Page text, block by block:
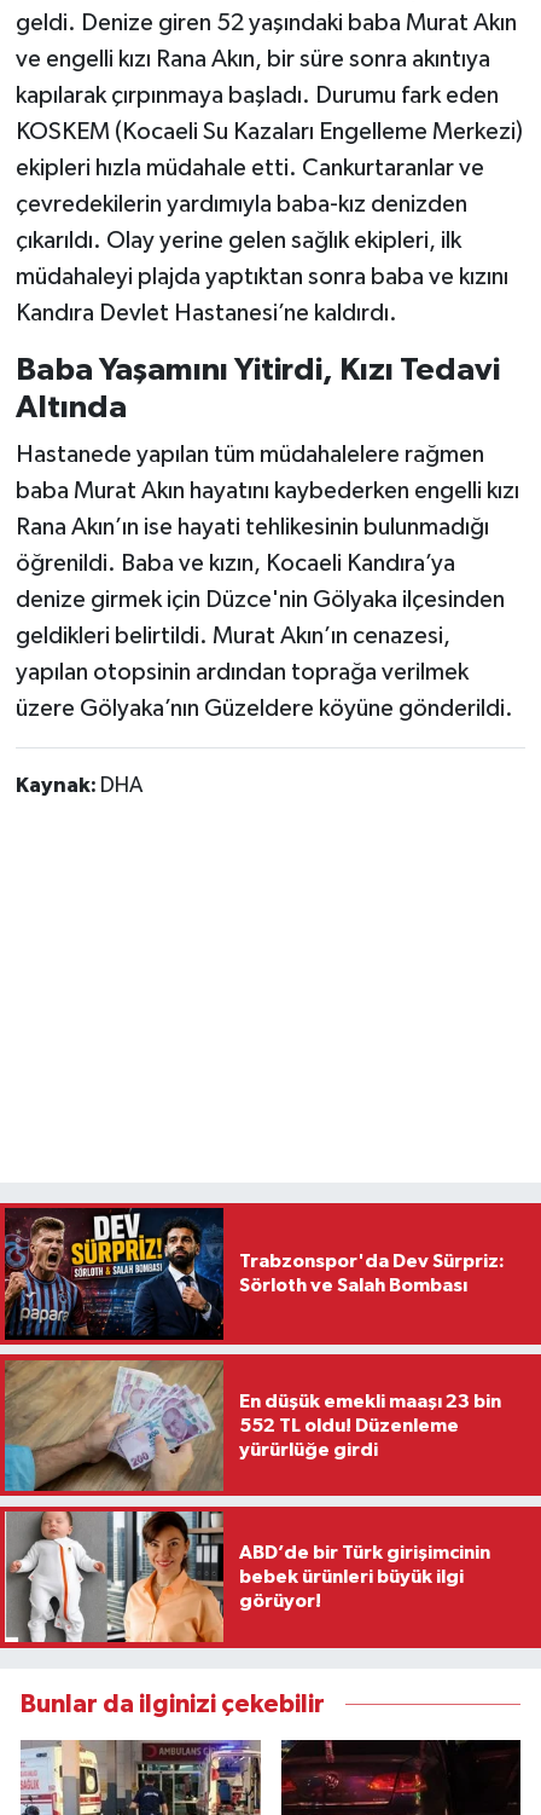
geldi. Denize giren 52 yaşındaki baba Murat Akın
ve engelli kızı Rana Akın, bir süre sonra akıntıya
kapılarak çırpınmaya başladı. Durumu fark eden
KOSKEM (Kocaeli Su Kazaları Engelleme Merkezi)
ekipleri hızla müdahale etti. Cankurtaranlar ve
çevredekilerin yardımıyla baba-kız denizden
çıkarıldı. Olay yerine gelen sağlık ekipleri, ilk
müdahaleyi plajda yaptıktan sonra baba ve kızını
Kandıra Devlet Hastanesi’ne kaldırdı.
Baba Yaşamını Yitirdi, Kızı Tedavi
Altında
Hastanede yapılan tüm müdahalelere rağmen
baba Murat Akın hayatını kaybederken engelli kızı
Rana Akın’ın ise hayati tehlikesinin bulunmadığı
öğrenildi. Baba ve kızın, Kocaeli Kandıra’ya
denize girmek için Düzce'nin Gölyaka ilçesinden
geldikleri belirtildi. Murat Akın’ın cenazesi,
yapılan otopsinin ardından toprağa verilmek
üzere Gölyaka’nın Güzeldere köyüne gönderildi.
Kaynak: DHA
Trabzonspor'da Dev Sürpriz:
Sörloth ve Salah Bombası
En düşük emekli maaşı 23 bin
552 TL oldu! Düzenleme
yürürlüğe girdi
ABD’de bir Türk girişimcinin
bebek ürünleri büyük ilgi
görüyor!
Bunlar da ilginizi çekebilir
Sokak Hayvanlarını Sahiplendirme
Sonsöz Özel
Spor
Vasıta